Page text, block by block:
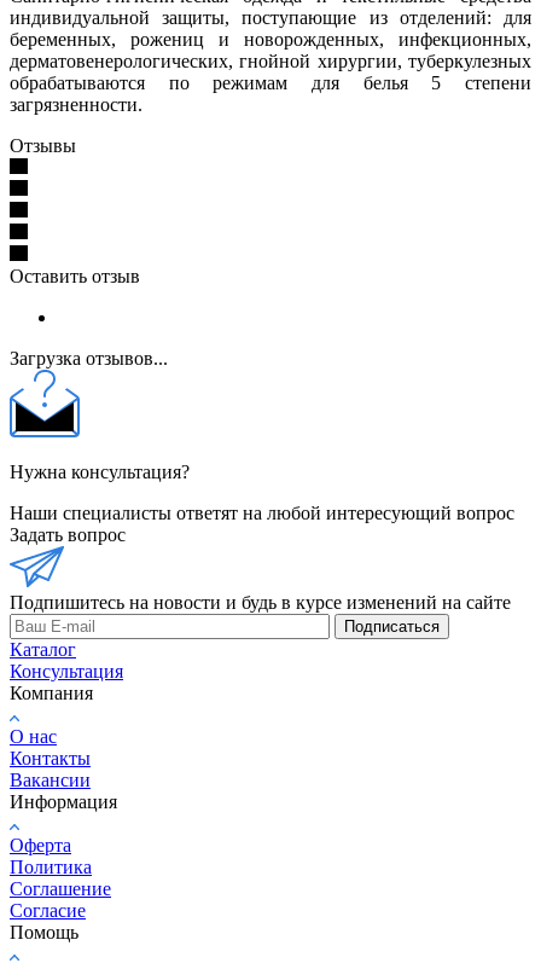
индивидуальной защиты, поступающие из отделений: для
беременных, рожениц и новорожденных, инфекционных,
дерматовенерологических, гнойной хирургии, туберкулезных
обрабатываются по режимам для белья 5 степени
загрязненности.
Отзывы
Оставить отзыв
Загрузка отзывов...
Нужна консультация?
Наши специалисты ответят на любой интересующий вопрос
Задать вопрос
Подпишитесь на новости и будь в курсе изменений на сайте
Подписаться
Каталог
Консультация
Компания
О нас
Контакты
Вакансии
Информация
Оферта
Политика
Соглашение
Согласие
Помощь